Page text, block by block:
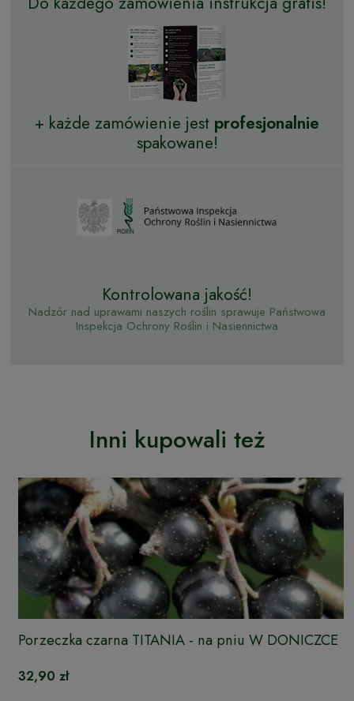
+ każde zamówienie jest profesjonalnie
spakowane!
Kontrolowana jakość!
Nadzór nad uprawami naszych roślin sprawuje Państwowa
Inspekcja Ochrony Roślin i Nasiennictwa
Inni kupowali też
Porzeczka czarna TITANIA - na pniu W DONICZCE
32,90 zł